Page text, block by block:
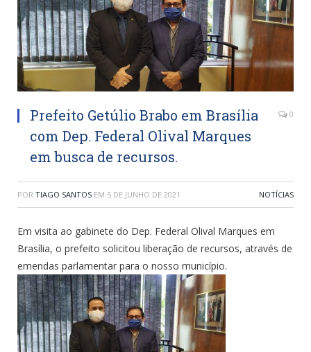
Prefeito Getúlio Brabo em Brasília
com Dep. Federal Olival Marques
em busca de recursos.
0
POR TIAGO SANTOS EM 5 DE JUNHO DE 2021 NOTÍCIAS
Em visita ao gabinete do Dep. Federal Olival Marques em
Brasília, o prefeito solicitou liberação de recursos, através de
emendas parlamentar para o nosso município.